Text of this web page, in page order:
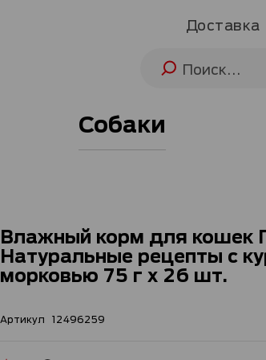
Доставка
Собаки
Влажный корм для кошек
Натуральные рецепты с
морковью 75 г х 26 шт.
Артикул 12496259